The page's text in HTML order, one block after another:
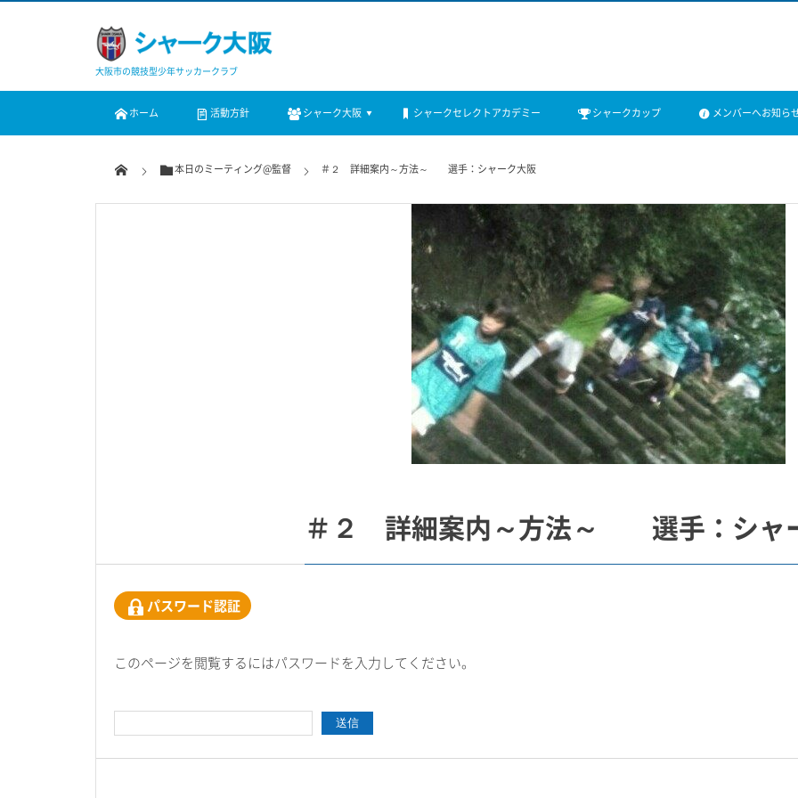
大阪市の競技型少年サッカークラブ
ホーム 活動方針 シャーク大阪 シャークセレクトアカデミー シャークカップ メンバーへお知ら
本日のミーティング@監督 ＃２ 詳細案内～方法～ 選手：シャーク大阪
＃２ 詳細案内～方法～ 選手：シャ
パスワード認証
このページを閲覧するにはパスワードを入力してください。